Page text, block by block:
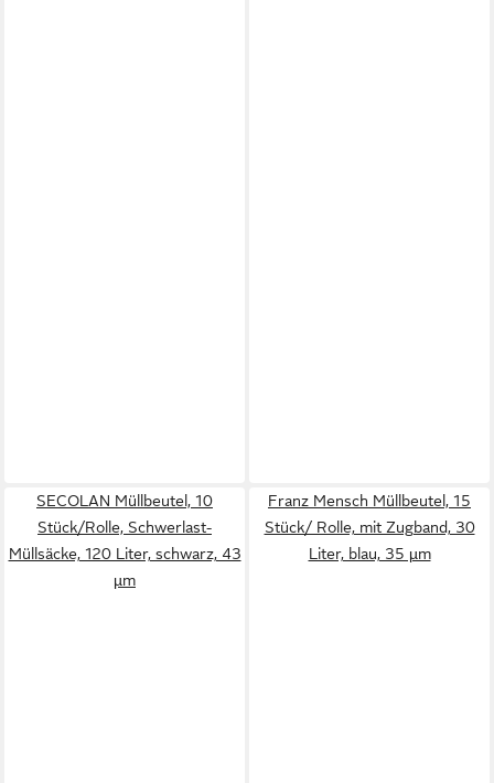
SECOLAN Müllbeutel, 10
Stück/Rolle, Schwerlast-
Müllsäcke, 120 Liter, schwarz, 43
µm
Franz Mensch Müllbeutel, 15
Stück/ Rolle, mit Zugband, 30
Liter, blau, 35 µm